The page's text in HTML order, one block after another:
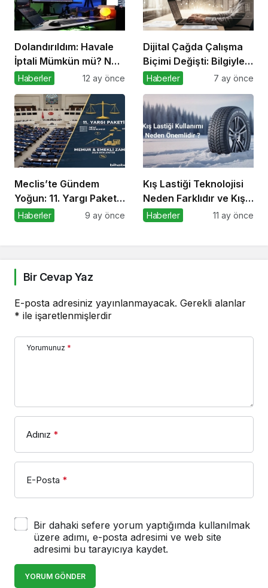
Dolandırıldım: Havale
İptali Mümkün mü? Ne
Yapmalıyım?
Haberler 12 ay önce
Dijital Çağda Çalışma
Biçimi Değişti: Bilgiyle
Para Kazananların Yeni
Haberler 7 ay önce
Meclis’te Gündem
Yoğun: 11. Yargı Paketi
ve Memur Zammında
Haberler 9 ay önce
Kış Lastiği Teknolojisi
Neden Farklıdır ve Kış
Lastiği Kullanmanın
Haberler 11 ay önce
Bir Cevap Yaz
E-posta adresiniz yayınlanmayacak. Gerekli alanlar
* ile işaretlenmişlerdir
Yorumunuz *
Adınız *
E-Posta *
Bir dahaki sefere yorum yaptığımda kullanılmak
üzere adımı, e-posta adresimi ve web site
adresimi bu tarayıcıya kaydet.
YORUM GÖNDER